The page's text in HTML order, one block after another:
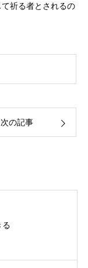
祈る者とされるの
次の記事
る